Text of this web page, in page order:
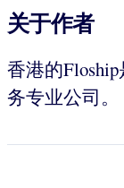
关于作者
香港的
务专业公司。